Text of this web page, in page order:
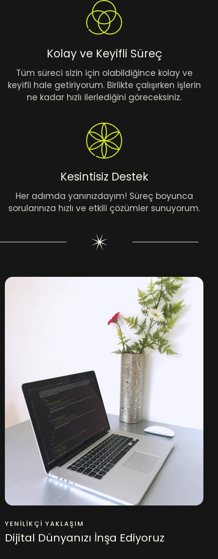
Kolay ve Keyifli Süreç
Tüm süreci sizin için olabildiğince kolay ve
keyifli hale getiriyorum. Birlikte çalışırken işlerin
ne kadar hızlı ilerlediğini göreceksiniz.
Kesintisiz Destek
Her adımda yanınızdayım! Süreç boyunca
sorularınıza hızlı ve etkili çözümler sunuyorum.
YENILIKÇI YAKLAŞIM
Dijital Dünyanızı İnşa Ediyoruz